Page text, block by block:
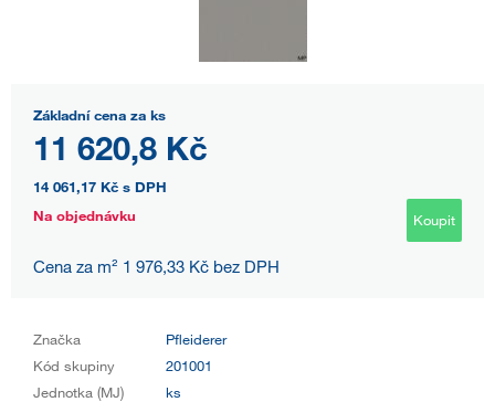
Základní cena za ks
11 620,8 Kč
14 061,17 Kč s DPH
Na objednávku
Koupit
Cena za m² 1 976,33 Kč bez DPH
Značka
Pfleiderer
Kód skupiny
201001
Jednotka (MJ)
ks